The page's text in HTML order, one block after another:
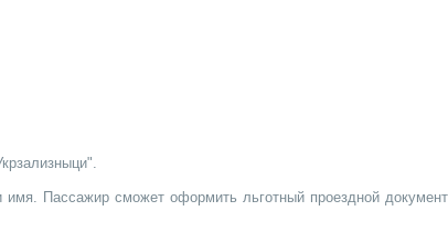
имя. Пассажир сможет оформить льготный проездной документ